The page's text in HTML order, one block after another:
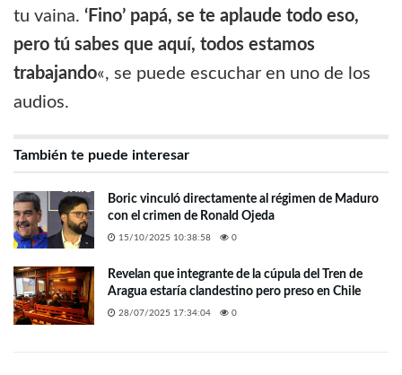
tu vaina. ‘Fino’ papá, se te aplaude todo eso,
pero tú sabes que aquí, todos estamos
trabajando«, se puede escuchar en uno de los
audios.
También te puede interesar
Boric vinculó directamente al régimen de Maduro
con el crimen de Ronald Ojeda
15/10/2025 10:38:58 0
Revelan que integrante de la cúpula del Tren de
Aragua estaría clandestino pero preso en Chile
28/07/2025 17:34:04 0